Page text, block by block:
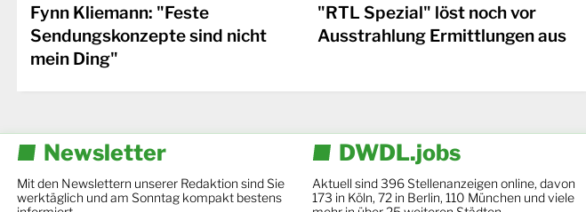
Fynn Kliemann: "Feste
Sendungskonzepte sind nicht
mein Ding"
"RTL Spezial" löst noch vor
Ausstrahlung Ermittlungen aus
Newsletter
Mit den Newslettern unserer Redaktion sind Sie
werktäglich und am Sonntag kompakt bestens
DWDL.jobs
Aktuell sind 396 Stellenanzeigen online, davon
173 in Köln, 72 in Berlin, 110 München und viele